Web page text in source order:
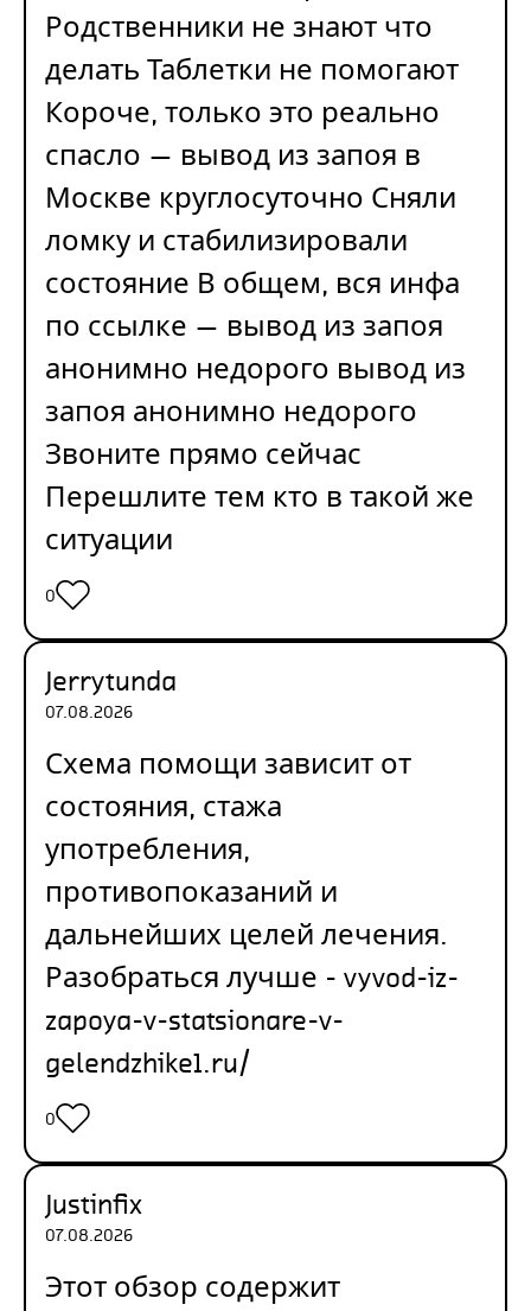
Родственники не знают что
делать Таблетки не помогают
Короче, только это реально
спасло — вывод из запоя в
Москве круглосуточно Сняли
ломку и стабилизировали
состояние В общем, вся инфа
по ссылке — вывод из запоя
анонимно недорого вывод из
запоя анонимно недорого
Звоните прямо сейчас
Перешлите тем кто в такой же
ситуации
0
Jerrytunda
07.08.2026
Схема помощи зависит от
состояния, стажа
употребления,
противопоказаний и
дальнейших целей лечения.
Разобраться лучше - vyvod-iz-
zapoya-v-statsionare-v-
gelendzhike1.ru/
0
Justinfix
07.08.2026
Этот обзор содержит